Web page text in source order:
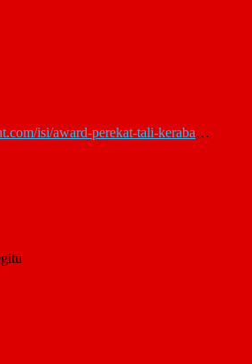
isi/award-perekat-tali-keraba…